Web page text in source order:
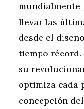
mundialmente
llevar las
desde el
tiempo récord.
su
optimiza cada
concepción